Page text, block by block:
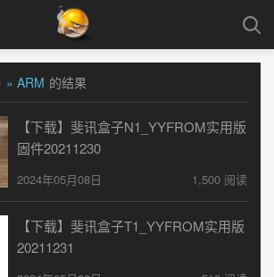
» ARM 的结果
【下载】斐讯盒子N1_YYFROM实用版
固件20211230
2024年05月08日 1,500 阅读
【下载】斐讯盒子T1_YYFROM实用版
20211231